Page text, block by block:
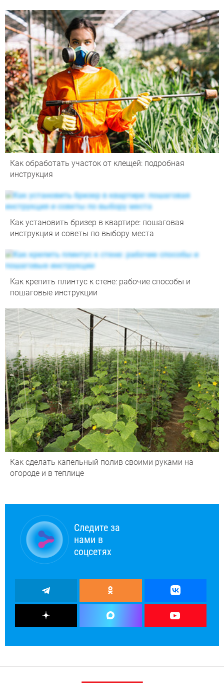
Как обработать участок от клещей: подробная
инструкция
Как установить бризер в квартире: пошаговая
инструкция и советы по выбору места
Как крепить плинтус к стене: рабочие способы и
пошаговые инструкции
Как сделать капельный полив своими руками на
огороде и в теплице
Следите за
нами в
соцсетях